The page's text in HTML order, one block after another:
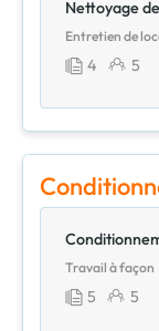
Nettoyage
Entretien de
4 5
Travail à façon
5 5